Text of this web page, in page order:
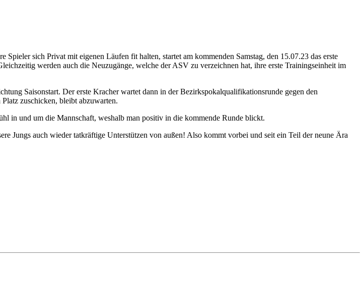
sich Privat mit eigenen Läufen fit halten, startet am kommenden Samstag, den 15.07.23 das erste
werden auch die Neuzugänge, welche der ASV zu verzeichnen hat, ihre erste Trainingseinheit im
Saisonstart. Der erste Kracher wartet dann in der Bezirkspokalqualifikationsrunde gegen den
zuschicken, bleibt abzuwarten.
in und um die Mannschaft, weshalb man positiv in die kommende Runde blickt.
Jungs auch wieder tatkräftige Unterstützen von außen! Also kommt vorbei und seit ein Teil der neune Ära